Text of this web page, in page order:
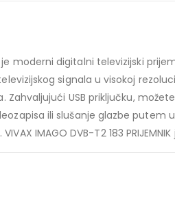
je moderni digitalni televizijski
signala u visokoj
Zahvaljujući USB priključku,
ili slušanje glazbe putem
IMAGO DVB-T2 183